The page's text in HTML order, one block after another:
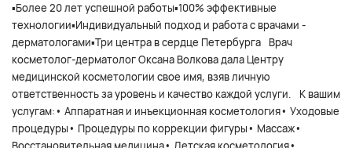
▪️Более 20 лет успешной работы▪️100% эффективные
технологии▪️Индивидуальный подход и работа с врачами -
дерматологами▪️Три центра в сердце Петербурга⠀Врач
косметолог-дерматолог Оксана Волкова дала Центру
медицинской косметологии свое имя, взяв личную
ответственность за уровень и качество каждой услуги.⠀К вашим
услугам:• Аппаратная и инъекционная косметология• Уходовые
процедуры• Процедуры по коррекции фигуры• Массаж•